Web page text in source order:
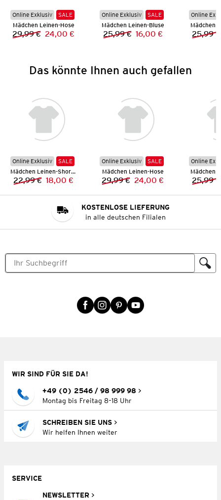
Online Exklusiv
SALE
Mädchen Leinen-Hose
Vorheriger Preis:
29,99 € Neuer Preis:
24,00 €
Online Exklusiv
SALE
Mädchen Leinen-Bluse
Vorheriger Preis:
25,99 € Neuer Preis:
16,00 €
Online
Mädchen
25,99 €
Das könnte Ihnen auch gefallen
Online Exklusiv
SALE
Mädchen Leinen-Shorts
Vorheriger Preis:
22,99 € Neuer Preis:
18,00 €
Online Exklusiv
SALE
Mädchen Leinen-Hose
Vorheriger Preis:
29,99 € Neuer Preis:
24,00 €
Online
Mädchen
25,99 €
KOSTENLOSE LIEFERUNG
in alle deutschen Filialen
WIR SIND FÜR SIE DA!
+49 (0) 2546 / 98 999 98
Montag bis Freitag 8–18 Uhr
SCHREIBEN SIE UNS
Wir helfen Ihnen weiter
SERVICE
NEWSLETTER